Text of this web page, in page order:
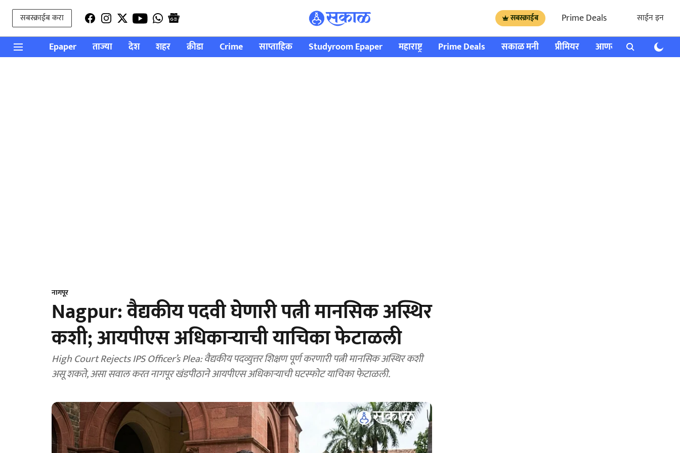
सबस्क्राईब करा सबस्क्राईब Prime Deals साईन इन
Epaper ताज्या देश शहर क्रीडा Crime साप्ताहिक Studyroom Epaper महाराष्ट्र Prime Deals सकाळ मनी प्रीमियर आणखी राशी भविष्य
नागपूर
Nagpur: वैद्यकीय पदवी घेणारी पत्नी मानसिक अस्थिर
कशी; आयपीएस अधिकाऱ्याची याचिका फेटाळली
High Court Rejects IPS Officer’s Plea: वैद्यकीय पदव्युत्तर शिक्षण पूर्ण करणारी पत्नी मानसिक अस्थिर कशी
असू शकते, असा सवाल करत नागपूर खंडपीठाने आयपीएस अधिकाऱ्याची घटस्फोट याचिका फेटाळली.